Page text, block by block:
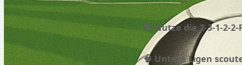
🎯 Nutze die 2-3-1-2-
🧠 Untere Ligen